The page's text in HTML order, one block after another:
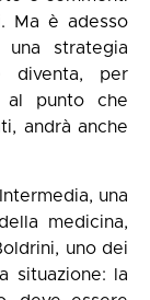
Ma è adesso
strategia
diventa, per
al punto che
andrà anche
una
medicina,
uno dei
situazione: la